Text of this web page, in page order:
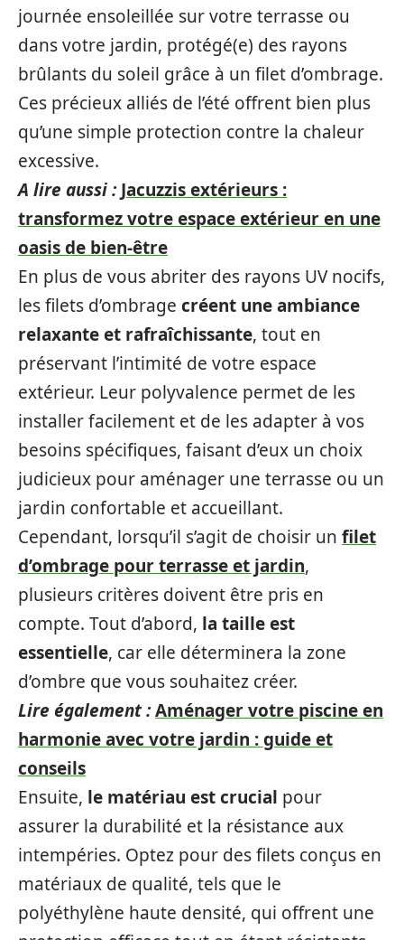
journée ensoleillée sur votre terrasse ou
dans votre jardin, protégé(e) des rayons
brûlants du soleil grâce à un filet d’ombrage.
Ces précieux alliés de l’été offrent bien plus
qu’une simple protection contre la chaleur
excessive.
A lire aussi : Jacuzzis extérieurs :
transformez votre espace extérieur en une
oasis de bien-être
En plus de vous abriter des rayons UV nocifs,
les filets d’ombrage créent une ambiance
relaxante et rafraîchissante, tout en
préservant l’intimité de votre espace
extérieur. Leur polyvalence permet de les
installer facilement et de les adapter à vos
besoins spécifiques, faisant d’eux un choix
judicieux pour aménager une terrasse ou un
jardin confortable et accueillant.
Cependant, lorsqu’il s’agit de choisir un filet
d’ombrage pour terrasse et jardin,
plusieurs critères doivent être pris en
compte. Tout d’abord, la taille est
essentielle, car elle déterminera la zone
d’ombre que vous souhaitez créer.
Lire également :Aménager votre piscine en
harmonie avec votre jardin : guide et
conseils
Ensuite, le matériau est crucial pour
assurer la durabilité et la résistance aux
intempéries. Optez pour des filets conçus en
matériaux de qualité, tels que le
polyéthylène haute densité, qui offrent une